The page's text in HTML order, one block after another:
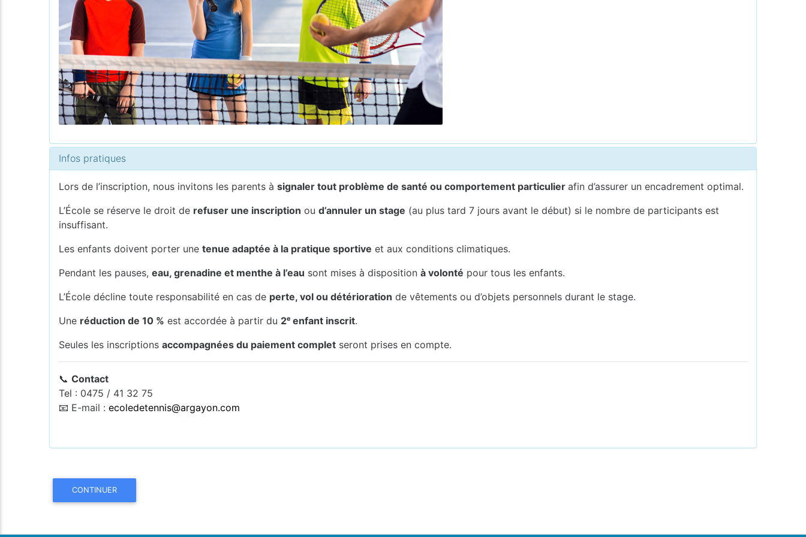
Infos pratiques
Lors de l’inscription, nous invitons les parents àsignaler tout problème de santé ou comportement particulierafin d’assurer un encadrement optimal.
L’École se réserve le droit de refuser une inscription oud’annuler un stage (au plus tard 7 jours avant le début) si le nombre de participants est
insuffisant.
Les enfants doivent porter unetenue adaptée à la pratique sportive et aux conditions climatiques.
Pendant les pauses,eau, grenadine et menthe à l’eau sont mises à dispositionà volonté pour tous les enfants.
L’École décline toute responsabilité en cas de perte, vol ou détérioration de vêtements ou d’objets personnels durant le stage.
Une réduction de 10 % est accordée à partir du 2ᵉ enfant inscrit.
Seules les inscriptionsaccompagnées du paiement complet seront prises en compte.
📞Contact
Tel : 0475 / 41 32 75
📧 E-mail :ecoledetennis@argayon.com
CONTINUER